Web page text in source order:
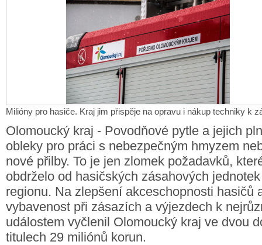
Milióny pro hasiče. Kraj jim přispěje na opravu i nákup techniky k
Olomoucký kraj - Povodňové pytle a jejich
obleky pro práci s nebezpečným hmyzem
nové přilby. To je jen zlomek požadavků,
obdrželo od hasičských zásahových
regionu. Na zlepšení akceschopnosti hasičů
vybavenost při zásazích a výjezdech k
událostem vyčlenil Olomoucký kraj ve dvou
titulech 29 miliónů korun.